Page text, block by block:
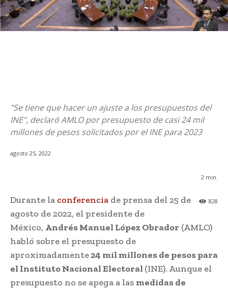
"Se tiene que hacer un ajuste a los presupuestos del
INE", declaró AMLO por presupuesto de casi 24 mil
millones de pesos solicitados por el INE para 2023
agosto 25, 2022
2 min.
828
Durante la conferencia de prensa del 25 de
agosto de 2022, el presidente de
México, Andrés Manuel López Obrador (AMLO)
habló sobre el presupuesto de
aproximadamente24 mil millones de pesos para
el Instituto Nacional Electoral (INE). Aunque el
presupuesto no se apega a las medidas de